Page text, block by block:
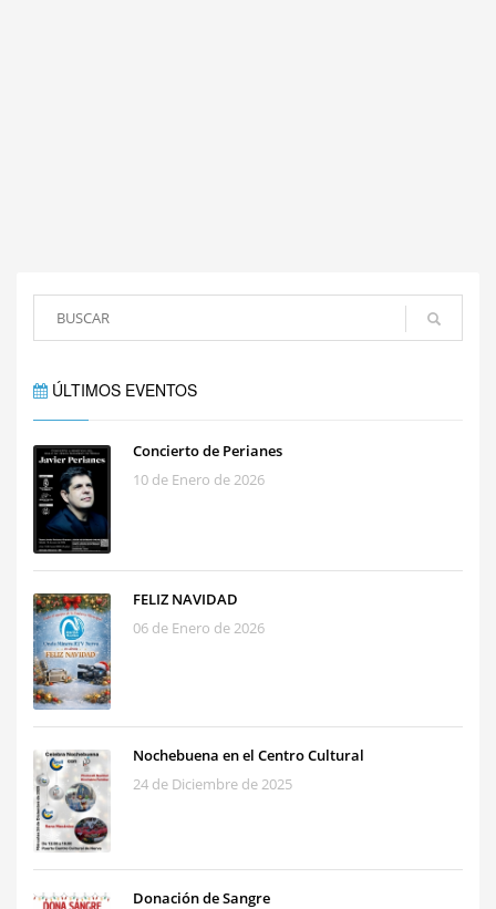
ÚLTIMOS EVENTOS
Concierto de Perianes
10 de Enero de 2026
FELIZ NAVIDAD
06 de Enero de 2026
Nochebuena en el Centro Cultural
24 de Diciembre de 2025
Donación de Sangre